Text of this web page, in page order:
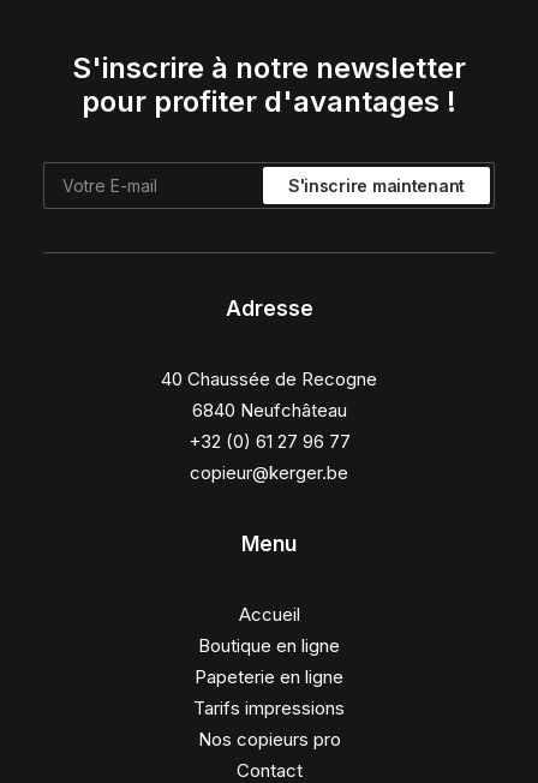
S'inscrire à notre newsletter
pour profiter d'avantages !
Adresse
40 Chaussée de Recogne
6840 Neufchâteau
+32 (0) 61 27 96 77
copieur@kerger.be
Menu
Accueil
Boutique en ligne
Papeterie en ligne
Tarifs impressions
Nos copieurs pro
Contact